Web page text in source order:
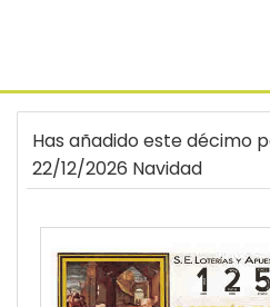
Has añadido este décimo
22/12/2026 Navidad